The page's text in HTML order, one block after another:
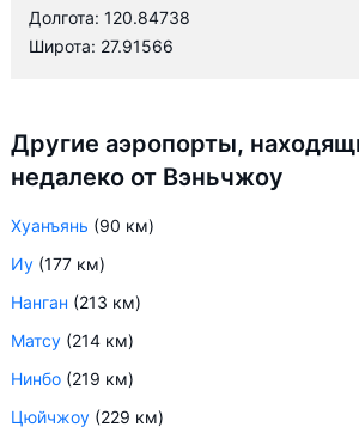
Долгота: 120.84738
Широта: 27.91566
Другие аэропорты,
недалеко от Вэньчжоу
Хуанъянь (90 км)
Иу (177 км)
Нанган (213 км)
Матсу (214 км)
Нинбо (219 км)
Цюйчжоу (229 км)